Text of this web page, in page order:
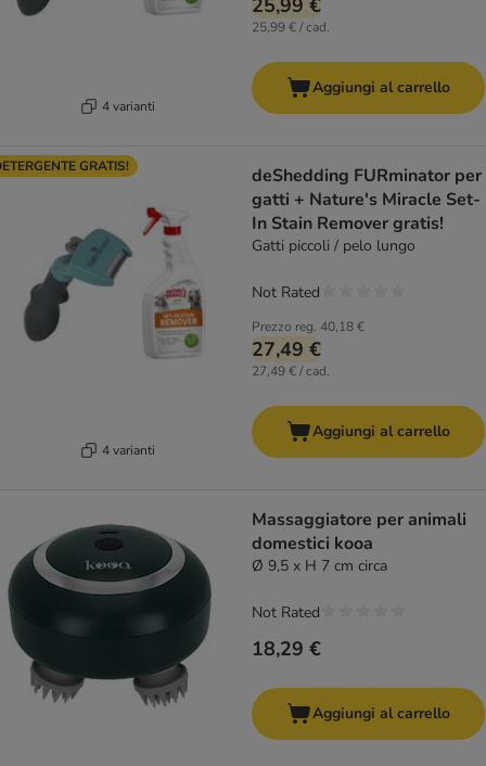
4 varianti
25,99 €
25,99 € / cad.
Aggiungi al carrello
GRATIS!
4 varianti
deShedding FURminator per
gatti + Nature's Miracle Set-
In Stain Remover gratis!
Gatti piccoli / pelo lungo
Prezzo reg. 40,18 €
27,49 €
27,49 € / cad.
Not Rated
Aggiungi al carrello
Massaggiatore per animali
domestici kooa
Ø 9,5 x H 7 cm circa
18,29 €
Not Rated
Aggiungi al carrello